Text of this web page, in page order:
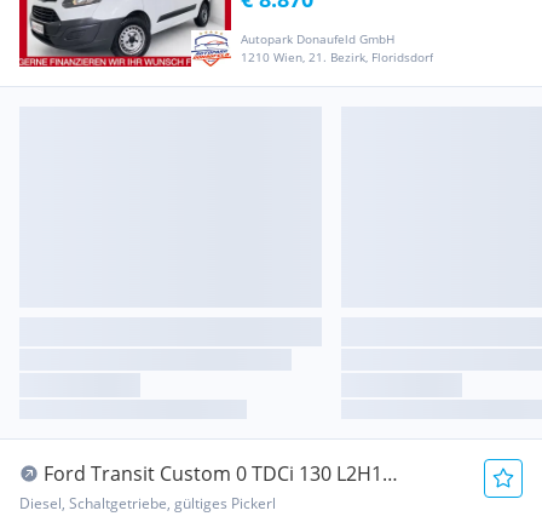
Autopark Donaufeld GmbH
1210 Wien, 21. Bezirk, Floridsdorf
Ford Transit Custom 0 TDCi 130 L2H1
Transporter / Kastenwagen
Diesel, Schaltgetriebe, gültiges Pickerl